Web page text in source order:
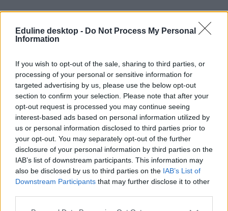
Eduline desktop - Do Not Process My Personal
Information
If you wish to opt-out of the sale, sharing to third parties, or
processing of your personal or sensitive information for
targeted advertising by us, please use the below opt-out
section to confirm your selection. Please note that after your
opt-out request is processed you may continue seeing
interest-based ads based on personal information utilized by
us or personal information disclosed to third parties prior to
your opt-out. You may separately opt-out of the further
disclosure of your personal information by third parties on the
IAB’s list of downstream participants. This information may
also be disclosed by us to third parties on the IAB’s List of
Downstream Participants that may further disclose it to other
Itt vannak az őszi érettségi feladatsorai és
megoldásai: minden vizsga egy helyen
A héten véget értek az őszi érettségi írásbeli vizsgái. Itt nézhetitek
meg az összes feladatsort és megoldást közép- és emelt szinten.
Érettségi-felvételi
Eduline
Őszi érettségi kisokos: így nézhetitek meg a kijavított
dolgozatokat
A héten véget ér a 2019-es őszi érettségi szezon. Most összeszedtük
a legfontosabb szabályokat a kijavított dolgozatokról és a
fellebbezésről.